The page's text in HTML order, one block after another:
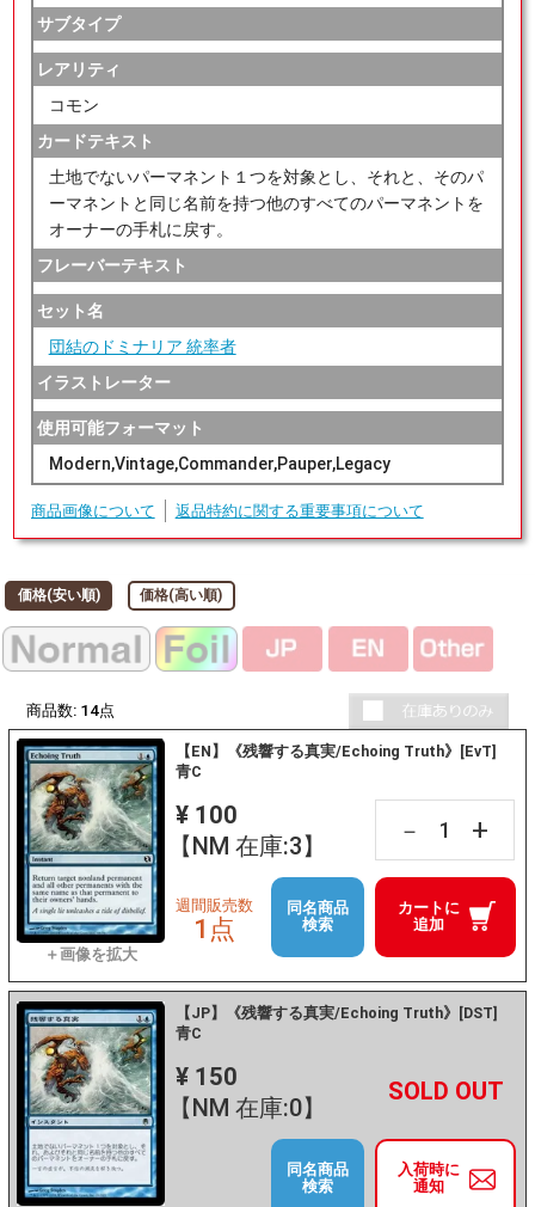
サブタイプ
レアリティ
コモン
カードテキスト
土地でないパーマネント１つを対象とし、それと、そのパ
ーマネントと同じ名前を持つ他のすべてのパーマネントを
オーナーの手札に戻す。
フレーバーテキスト
セット名
団結のドミナリア 統率者
イラストレーター
使用可能フォーマット
Modern,Vintage,Commander,Pauper,Legacy
商品画像について 返品特約に関する重要事項について
価格(安い順) 価格(高い順)
商品数: 14点
【EN】《残響する真実/Echoing Truth》[EvT]
青C
¥ 100
【NM 在庫:3】
－ +
カートに
追加
週間販売数
1点
同名商品
検索
【JP】《残響する真実/Echoing Truth》[DST]
青C
¥ 150
【NM 在庫:0】
－ +
入荷時に
通知
同名商品
検索